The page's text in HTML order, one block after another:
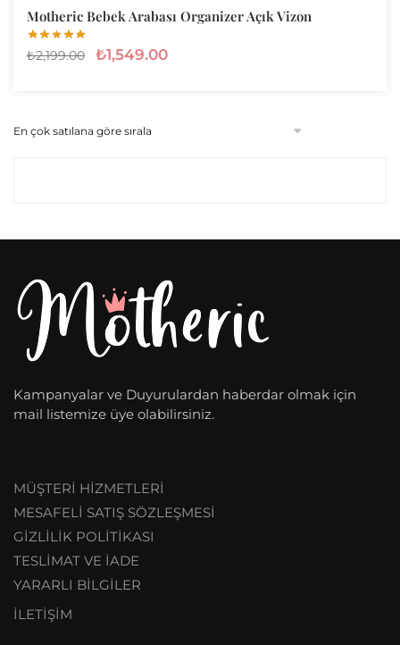
Motheric Bebek Arabası Organizer Açık Vizon
₺2,199.00 ₺1,549.00
Kampanyalar ve Duyurulardan haberdar olmak için
mail listemize üye olabilirsiniz.
MÜŞTERİ HİZMETLERİ
MESAFELİ SATIŞ SÖZLEŞMESİ
GİZLİLİK POLİTİKASI
TESLİMAT VE İADE
YARARLI BİLGİLER
İLETİŞİM